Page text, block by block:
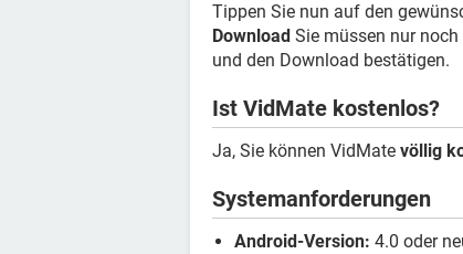
Tippen Sie nun auf den
Download Sie müssen nur
und den Download bestätigen.
Ist VidMate kostenlos?
Ja, Sie können VidMate völlig
Systemanforderungen
Android-Version: 4.0 oder